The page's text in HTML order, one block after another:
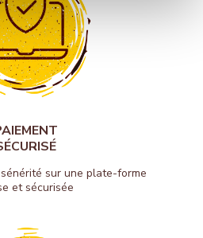
sur une plate-forme
et sécurisée